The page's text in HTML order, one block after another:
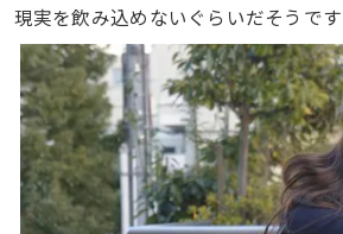
現実を飲み込めないぐらいだそうです